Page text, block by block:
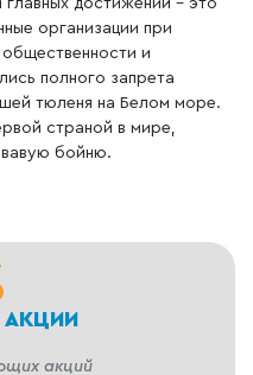
АКЦИИ
акций
организации при
и
полного запрета
тюленя на Белом море.
страной в мире,
бойню.